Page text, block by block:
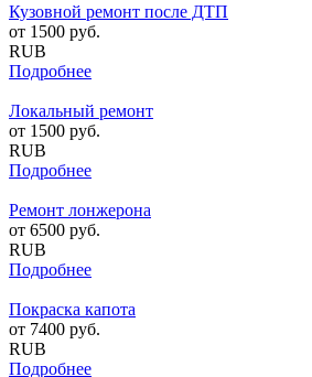
Кузовной ремонт после ДТП
от 1500 руб.
RUB
Подробнее
Локальный ремонт
от 1500 руб.
RUB
Подробнее
Ремонт лонжерона
от 6500 руб.
RUB
Подробнее
Покраска капота
от 7400 руб.
RUB
Подробнее